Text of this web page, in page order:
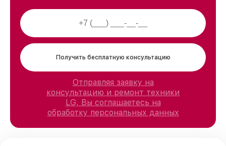
Получить бесплатную консультацию
Отправляя заявку на
консультацию и ремонт техники
LG, Вы соглашаетесь на
обработку персональных данных